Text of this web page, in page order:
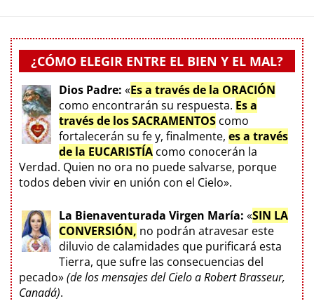
¿CÓMO ELEGIR ENTRE EL BIEN Y EL MAL?
Dios Padre: «Es a través de la ORACIÓN
como encontrarán su respuesta. Es a
través de los SACRAMENTOS como
fortalecerán su fe y, finalmente, es a través
de la EUCARISTÍA como conocerán la
Verdad. Quien no ora no puede salvarse, porque
todos deben vivir en unión con el Cielo».
La Bienaventurada Virgen María: «SIN LA
CONVERSIÓN, no podrán atravesar este
diluvio de calamidades que purificará esta
Tierra, que sufre las consecuencias del
pecado»(de los mensajes del Cielo a Robert Brasseur,
Canadá).